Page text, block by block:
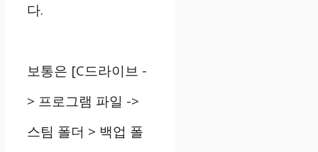
다.
보통은 [C드라이브 -
> 프로그램 파일 ->
스팀 폴더 > 백업 폴